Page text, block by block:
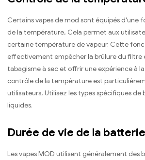
Certains vapes de mod sont équipés d'une
de la température, Cela permet aux
certaine température de vapeur. Cette
effectivement empêcher la brûlure du filtre
tabagisme à sec et offrir une expérience à la
contrôle de la température est
utilisateurs, Utilisez les types spécifiques de
liquides.
Durée de vie de la batterie
Les vapes MOD utilisent généralement des